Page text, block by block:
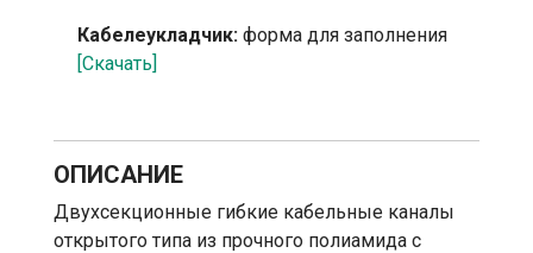
Кабелеукладчик: форма для заполнения
[Скачать]
ОПИСАНИЕ
Двухсекционные гибкие кабельные каналы
открытого типа из прочного полиамида с